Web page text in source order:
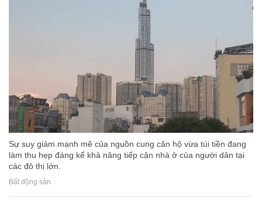
Sự suy giảm mạnh mẽ của nguồn cung căn hộ vừa túi tiền đang
làm thu hẹp đáng kể khả năng tiếp cận nhà ở của người dân tại
các đô thị lớn.
Bất động sản